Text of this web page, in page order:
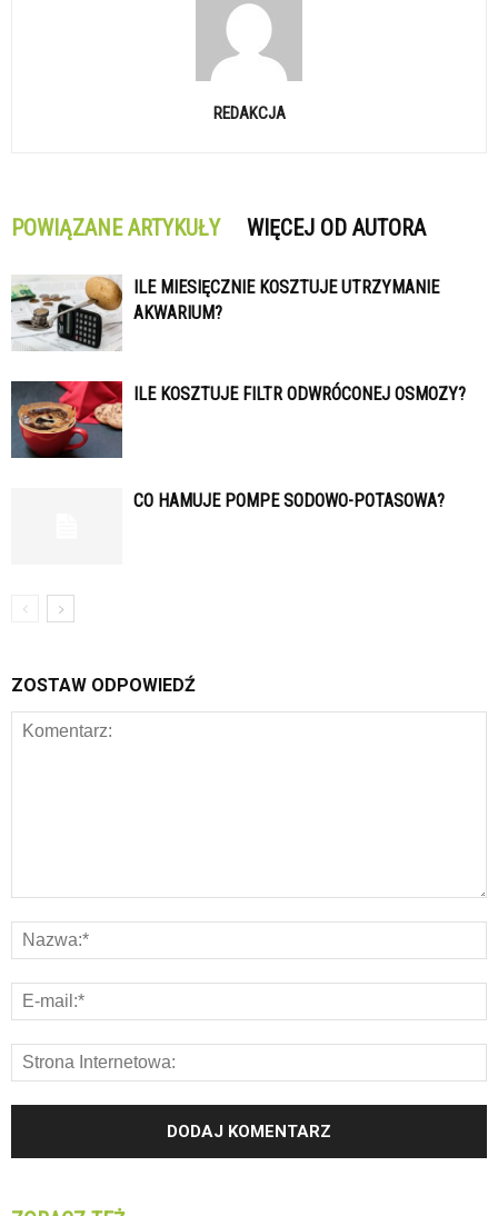
REDAKCJA
POWIĄZANE ARTYKUŁY WIĘCEJ OD AUTORA
ILE MIESIĘCZNIE KOSZTUJE UTRZYMANIE
AKWARIUM?
ILE KOSZTUJE FILTR ODWRÓCONEJ OSMOZY?
CO HAMUJE POMPE SODOWO-POTASOWA?
ZOSTAW ODPOWIEDŹ